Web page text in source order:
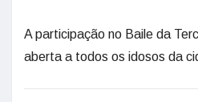
A participação no Baile da
aberta a todos os idosos da